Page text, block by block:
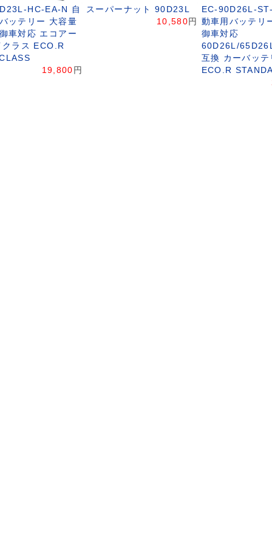
HC-EA-N 自
ッテリー 大容量
車対応 エコアー
クラス ECO.R
19,800 円
スーパーナット 90D23L
10,580円
EC-90D26L-
動車用バッテリ
御車対応
60D26L/
互換 カーバッテ
ECO.R